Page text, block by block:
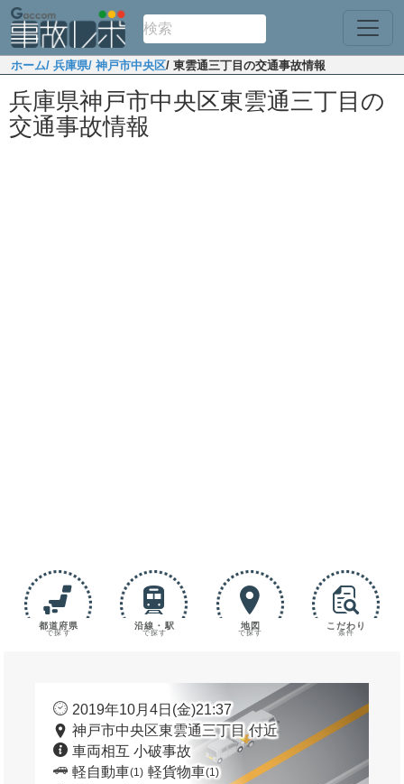
ホーム/ 兵庫県/ 神戸市中央区/ 東雲通三丁目の交通事故情報
兵庫県神戸市中央区東雲通三丁目の
交通事故情報
都道府県
で探す
沿線・駅
で探す
地図
で探す
こだわり
条件
2019年10月4日(金)21:37
神戸市中央区東雲通三丁目 付近
車両相互 小破事故
軽自動車(1) 軽貨物車(1)